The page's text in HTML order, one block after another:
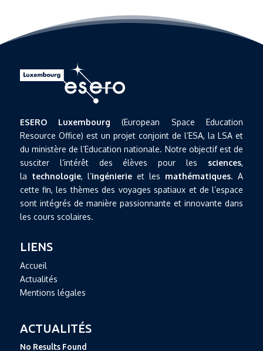
ESERO Luxembourg (European Space Education
Resource Office) est un projet conjoint de l’ESA, la LSA et
du ministère de l’Education nationale. Notre objectif est de
susciter l’intérêt des élèves pour les sciences,
la technologie, l’ingénierieet les mathématiques. A
cette fin, les thèmes des voyages spatiaux et de l’espace
sont intégrés de manière passionnante et innovante dans
les cours scolaires.
LIENS
Accueil
Actualités
Mentions légales
ACTUALITÉS
No Results Found